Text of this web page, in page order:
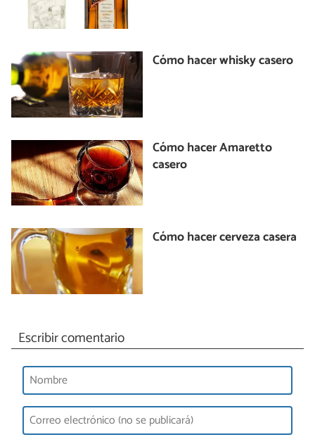
Cómo hacer whisky casero
Cómo hacer Amaretto
casero
Cómo hacer cerveza casera
Escribir comentario